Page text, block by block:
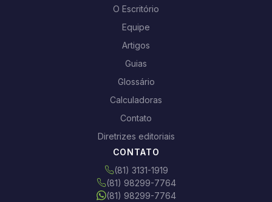
O Escritório
Equipe
Artigos
Guias
Glossário
Calculadoras
Contato
Diretrizes editoriais
CONTATO
(81) 3131-1919
(81) 98299-7764
(81) 98299-7764